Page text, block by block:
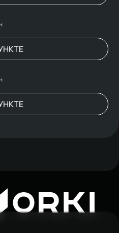
ORKI